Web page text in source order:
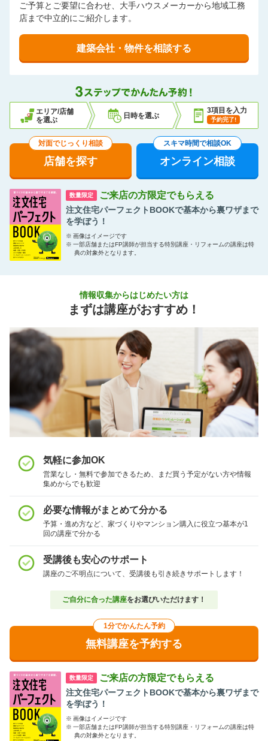
ご予算とご要望に合わせ、大手ハウスメーカーから地域工務
店まで中立的にご紹介します。
建築会社・物件を相談する
エリア/店舗
を選ぶ
日時を選ぶ
3項目を入力
予約完了!
対面でじっくり相談
店舗を探す
スキマ時間で相談OK
オンライン相談
数量限定 ご来店の方限定でもらえる
注文住宅パーフェクトBOOKで基本から裏ワザまで
を学ぼう！
※ 画像はイメージです
※ 一部店舗またはFP講師が担当する特別講座・リフォームの講座は特
典の対象外となります。
情報収集からはじめたい方は
まずは講座がおすすめ！
気軽に参加OK
営業なし・無料で参加できるため、まだ買う予定がない方や情報
集めからでも歓迎
必要な情報がまとめて分かる
予算・進め方など、家づくりやマンション購入に役立つ基本が1
回の講座で分かる
受講後も安心のサポート
講座のご不明点について、受講後も引き続きサポートします！
ご自分に合った講座をお選びいただけます！
1分でかんたん予約
無料講座を予約する
数量限定 ご来店の方限定でもらえる
注文住宅パーフェクトBOOKで基本から裏ワザまで
を学ぼう！
※ 画像はイメージです
※ 一部店舗またはFP講師が担当する特別講座・リフォームの講座は特
典の対象外となります。